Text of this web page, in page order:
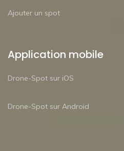
Ajouter un spot
Application mobile
Drone-Spot sur iOS
Drone-Spot sur Android